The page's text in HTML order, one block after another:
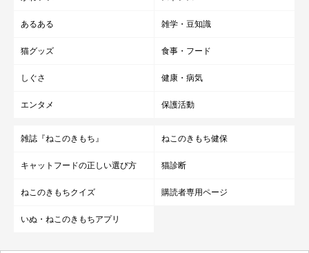
あるある 雑学・豆知識
猫グッズ 食事・フード
しぐさ 健康・病気
エンタメ 保護活動
雑誌『ねこのきもち』 ねこのきもち健保
キャットフードの正しい選び方 猫診断
ねこのきもちクイズ 購読者専用ページ
いぬ・ねこのきもちアプリ